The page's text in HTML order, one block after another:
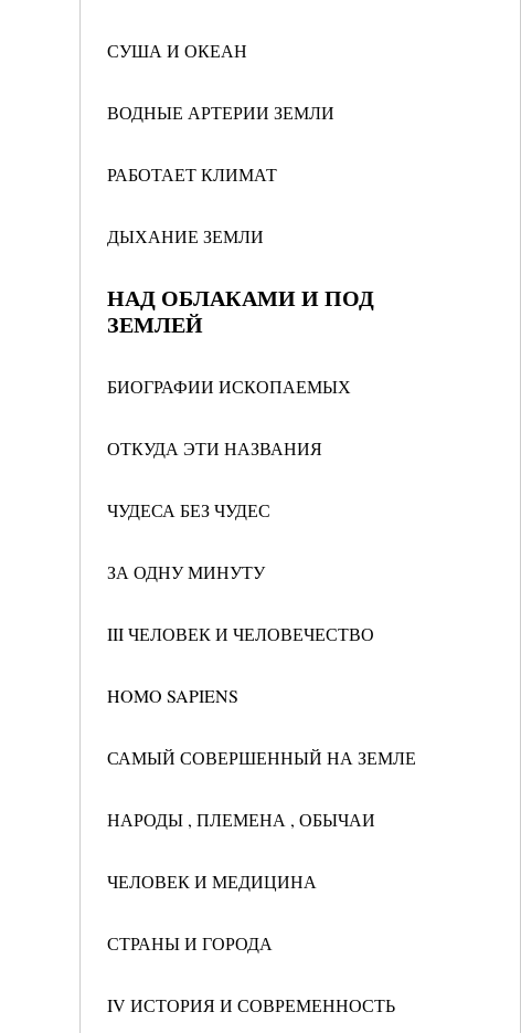
СУША И ОКЕАН
ВОДНЫЕ АРТЕРИИ ЗЕМЛИ
РАБОТАЕТ КЛИМАТ
ДЫХАНИЕ ЗЕМЛИ
НАД ОБЛАКАМИ И ПОД
ЗЕМЛЕЙ
БИОГРАФИИ ИСКОПАЕМЫХ
ОТКУДА ЭТИ НАЗВАНИЯ
ЧУДЕСА БЕЗ ЧУДЕС
ЗА ОДНУ МИНУТУ
III ЧЕЛОВЕК И ЧЕЛОВЕЧЕСТВО
HOMO SAPIENS
САМЫЙ СОВЕРШЕННЫЙ НА ЗЕМЛЕ
НАРОДЫ , ПЛЕМЕНА , ОБЫЧАИ
ЧЕЛОВЕК И МЕДИЦИНА
СТРАНЫ И ГОРОДА
IV ИСТОРИЯ И СОВРЕМЕННОСТЬ